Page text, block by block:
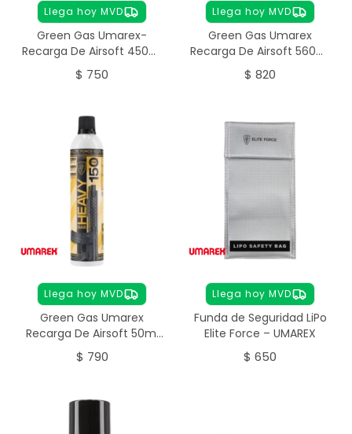
Llega hoy MVD
Green Gas Umarex-
Recarga De Airsoft 450ml
Elite Force Light
$ 750
Llega hoy MVD
Green Gas Umarex
Recarga De Airsoft 560ml
Elite Force Heavy
Maintenance
$ 820
Llega hoy MVD
Green Gas Umarex
Recarga De Airsoft 50ml
Elite Force Heavy
$ 790
Llega hoy MVD
Funda de Seguridad LiPo
Elite Force – UMAREX
$ 650